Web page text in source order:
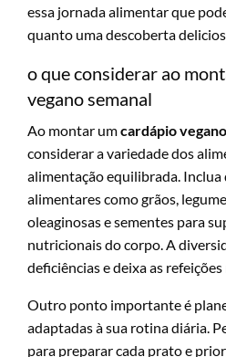
essa jornada alimentar que
quanto uma descoberta
o que considerar ao
vegano semanal
Ao montar umcardápio
considerar a variedade dos
alimentação equilibrada.
alimentares como grãos,
oleaginosas e sementes para
nutricionais do corpo. A
deficiências e deixa as refeições
Outro ponto importante é
adaptadas à sua rotina diária.
para preparar cada prato e